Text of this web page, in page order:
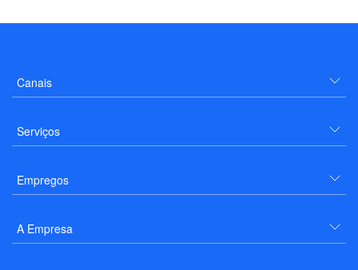
Canais
Serviços
Empregos
A Empresa